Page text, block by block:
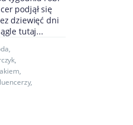
podjął się
dziewięć dni
tutaj...
,
,
,
,